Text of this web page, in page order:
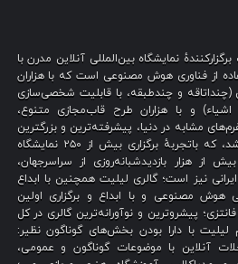
نمایشگاه بین‌المللی آنلاین مدرن با
از فناوری هوش مصنوعی است که با هزاران
و چندطبقه، با قابلیت شخصی‌سازی
و با هزاران طرح قاب‌مجازی متنوع،
مشابه در دنیا، پیشرفته‌ترین و بزرگترین
گالری آنلاین در کل جهان می‌باشد، که باتجربهٔ برگزاری بیش از ۲۵۰ نمایشگاه
از هزار بازدیدشبانه‌روزی از سراسرجهان،
نیز است؛ گالری لیلیت همچنین با ابداع
هوش مصنوعی و با ابداع و برگزاری اولین
پیشروترین و نوآورانه‌ترین گالری در کل
لیلیت با دارا بودن بخش‌های گوناگون نظیر:
آنلاین با موضوعات گوناگون و عمومی،